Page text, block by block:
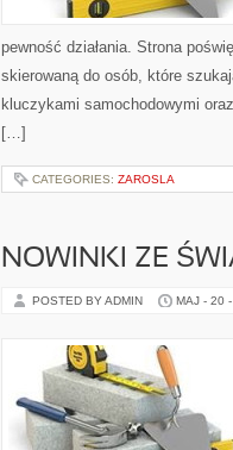
pewność działania. Strona
skierowaną do osób, które
kluczykami samochodowymi
[…]
CATEGORIES: ZAROSLA
NOWINKI ZE
POSTED BY ADMIN MAJ - 20